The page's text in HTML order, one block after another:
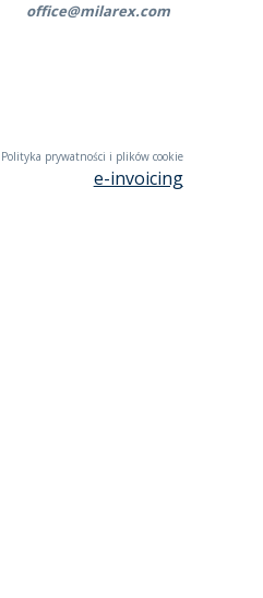
office@milarex.com
Polityka prywatności i plików cookie
e-invoicing